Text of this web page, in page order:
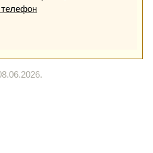
телефон